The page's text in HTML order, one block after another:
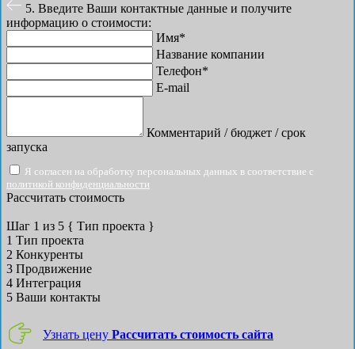
5. Введите Ваши контактные данные и получите
информацию о стоимости:
Имя*
Название компании
Телефон*
E-mail
Комментарий / бюджет / срок
запуска
Я согласен на обработку персональных данных в соответствие с
политикой конфиденциальности
Рассчитать стоимость
Шаг 1 из 5 { Тип проекта }
1 Тип проекта
2 Конкуренты
3 Продвижение
4 Интеграция
5 Ваши контакты
Узнать цену Рассчитать стоимость сайта